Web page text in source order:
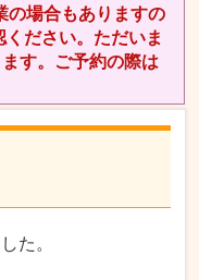
の場合もありますの
ださい。ただいま
す。ご予約の際は
た。